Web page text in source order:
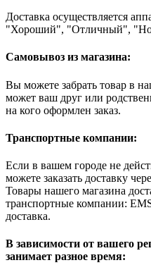
Доставка осуществляется
"Хороший", "Отличный",
Самовывоз из магазина:
Вы можете забрать товар в
может ваш друг или
на кого оформлен заказ.
Транспортные компании:
Если в вашем городе не
можете заказать доставку
Товары нашего магазина
транспортные компании:
доставка.
В зависимости от вашего
занимает разное время: